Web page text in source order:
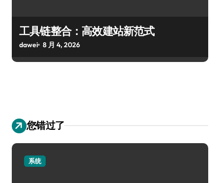
工具链整合：高效建站新范式
dawei 8 月 4, 2026
您错过了
系统